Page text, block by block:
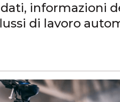
informazioni
di lavoro